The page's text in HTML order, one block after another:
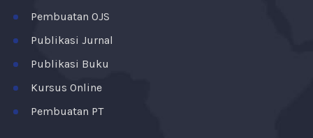
Pembuatan OJS
Publikasi Jurnal
Publikasi Buku
Kursus Online
Pembuatan PT